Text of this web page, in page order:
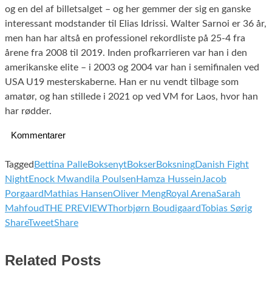
og en del af billetsalget – og her gemmer der sig en ganske
interessant modstander til Elias Idrissi. Walter Sarnoi er 36 år,
men han har altså en professionel rekordliste på 25-4 fra
årene fra 2008 til 2019. Inden profkarrieren var han i den
amerikanske elite – i 2003 og 2004 var han i semifinalen ved
USA U19 mesterskaberne. Han er nu vendt tilbage som
amatør, og han stillede i 2021 op ved VM for Laos, hvor han
har rødder.
Kommentarer
Tagged Bettina PalleBoksenytBokserBoksningDanish Fight
NightEnock Mwandila Poulsen Hamza HusseinJacob
Porgaard Mathias HansenOliver MengRoyal ArenaSarah
MahfoudTHE PREVIEWThorbjørn BoudigaardTobias Sørig
ShareTweetShare
Related Posts